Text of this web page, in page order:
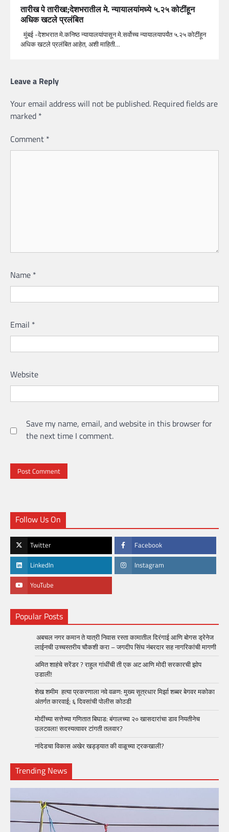
तारीख पे तारीख!;देशभरातील मे. न्यायालयांमध्ये ५.२५ कोटींहून
अधिक खटले प्रलंबित
मुंबई -देशभरात मे.कनिष्ठ न्यायालयांपासून मे.सर्वोच्च न्यायालयापर्यंत ५.२५ कोटींहून
अधिक खटले प्रलंबित आहेत, अशी माहिती…
Leave a Reply
Your email address will not be published. Required fields are
marked *
Comment *
Name *
Email *
Website
Save my name, email, and website in this browser for
the next time I comment.
Follow Us On
Twitter Facebook
LinkedIn Instagram
YouTube
Popular Posts
अबचल नगर कमान ते यात्री निवास रस्ता कामातील दिरंगाई आणि बोगस ड्रेनेज
लाईनची उच्चस्तरीय चौकशी करा – जगदीप सिंघ नंबरदार सह नागरिकांची मागणी
अमित शाहंचे सरेंडर ? राहुल गांधींची ती एक अट आणि मोदी सरकारची झोप
उडाली!
शेख शमीम हत्या प्रकरणाला नवे वळण: मुख्य सूत्रधार मिर्झा शब्बर बेगवर मकोका
अंतर्गत कारवाई; ६ दिवसांची पोलीस कोठडी
मोदींच्या सत्तेच्या गणितात बिघाड: बंगालच्या २० खासदारांचा डाव नियतीनेच
उलटवला! सदस्यत्वावर टांगती तलवार?
नांदेडचा विकास अखेर खड्ड्यात की वाळूच्या ट्रकखाली?
Trending News